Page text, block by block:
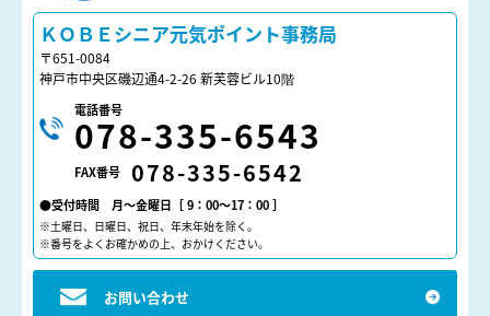
ＫＯＢＥシニア元気ポイント
ＫＯＢＥシニア元気ポイント事務局
〒651-0084
神戸市中央区磯辺通4-2-26 新芙蓉ビル10階
電話番号
078-335-6543
FAX番号 078-335-6542
●受付時間 月～金曜日［ 9：00～17：00 ］
※土曜日、日曜日、祝日、年末年始を除く。
※番号をよくお確かめの上、おかけください。
お問い合わせ